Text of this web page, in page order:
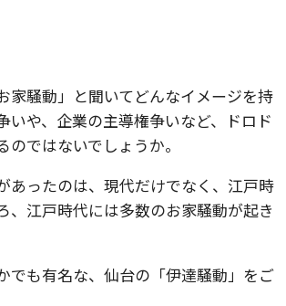
家騒動」と聞いてどんなイメージを持
いや、企業の主導権争いなど、ドロド
のではないでしょうか。
あったのは、現代だけでなく、江戸時
、江戸時代には多数のお家騒動が起き
でも有名な、仙台の「伊達騒動」をご